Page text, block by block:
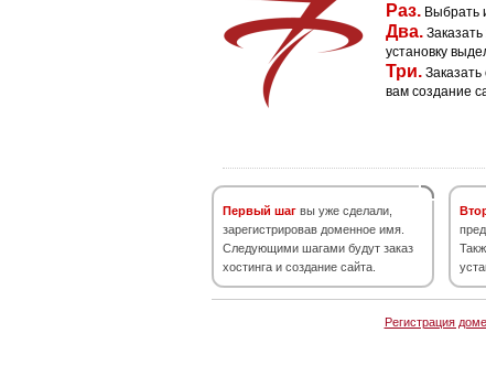
Раз. Выбрать
Два.
установку
Три.
вам создание
Первый шаг вы уже сделали,
зарегистрировав доменное имя.
Следующими шагами будут заказ
хостинга и создание сайта.
Регистрация